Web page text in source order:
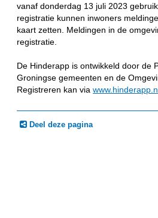
vanaf donderdag 13 juli 2023
registratie kunnen inwoners
kaart zetten. Meldingen in de
registratie.
De Hinderapp is ontwikkeld door de
Groningse gemeenten en de
Registreren kan via
Deel deze pagina